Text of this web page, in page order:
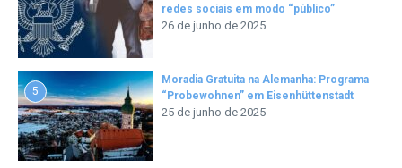
redes sociais em modo “público”
26 de junho de 2025
5
Moradia Gratuita na Alemanha: Programa
“Probewohnen” em Eisenhüttenstadt
25 de junho de 2025